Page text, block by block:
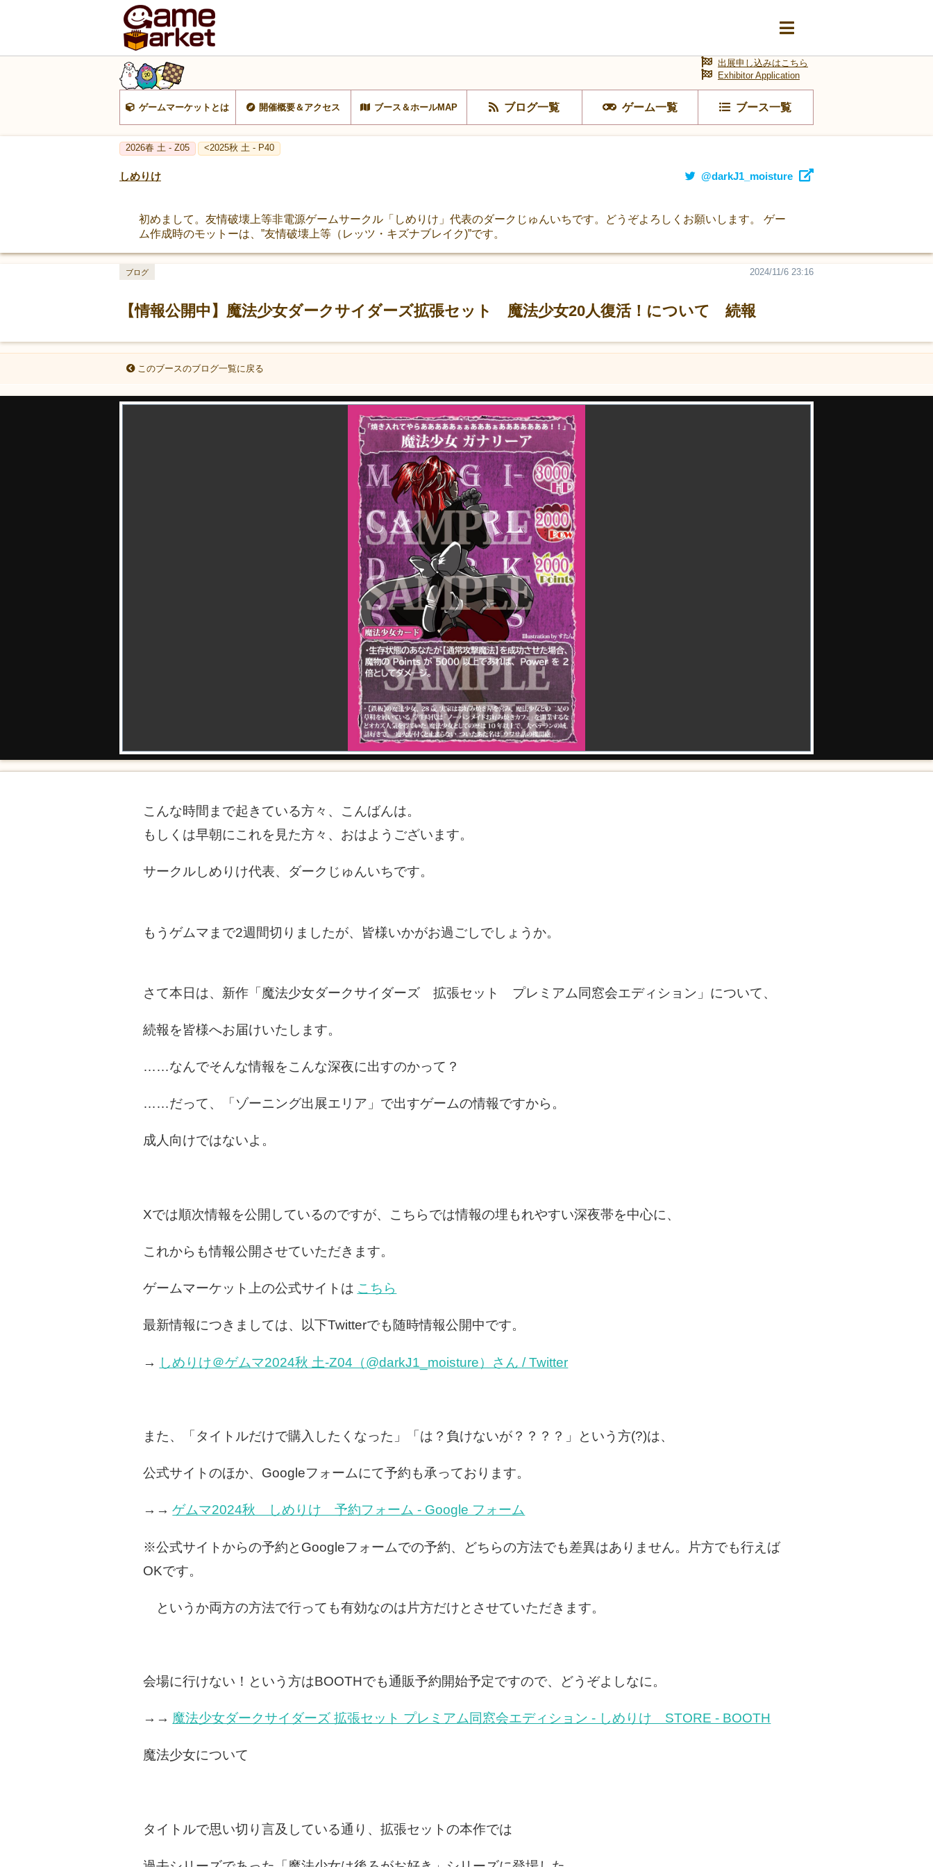
ゲームマーケットとは 開催概要＆アクセス ブース＆ホールMAP ブログ一覧 ゲーム一覧 ブース一覧
出展申し込みはこちら
Exhibitor Application
2026春 土 - Z05 <2025秋 土 - P40
しめりけ @darkJ1_moisture
初めまして。友情破壊上等非電源ゲームサークル「しめりけ」代表のダークじゅんいちです。どうぞよろしくお願いします。 ゲー
ム作成時のモットーは、”友情破壊上等（レッツ・キズナブレイク)”です。
【情報公開中】魔法少女ダークサイダーズ拡張セット 魔法少女20人復活！について 続報
2024/11/6 23:16
ブログ
このブースのブログ一覧に戻る
こんな時間まで起きている方々、こんばんは。
もしくは早朝にこれを見た方々、おはようございます。
サークルしめりけ代表、ダークじゅんいちです。
もうゲムマまで2週間切りましたが、皆様いかがお過ごしでしょうか。
さて本日は、新作「魔法少女ダークサイダーズ 拡張セット プレミアム同窓会エディション」について、
続報を皆様へお届けいたします。
……なんでそんな情報をこんな深夜に出すのかって？
……だって、「ゾーニング出展エリア」で出すゲームの情報ですから。
成人向けではないよ。
Xでは順次情報を公開しているのですが、こちらでは情報の埋もれやすい深夜帯を中心に、
これからも情報公開させていただきます。
ゲームマーケット上の公式サイトは こちら
最新情報につきましては、以下Twitterでも随時情報公開中です。
→ しめりけ＠ゲムマ2024秋 土-Z04（@darkJ1_moisture）さん / Twitter
また、「タイトルだけで購入したくなった」「は？負けないが？？？？」という方(?)は、
公式サイトのほか、Googleフォームにて予約も承っております。
→→ ゲムマ2024秋 しめりけ 予約フォーム - Google フォーム
※公式サイトからの予約とGoogleフォームでの予約、どちらの方法でも差異はありません。片方でも行えば
OKです。
というか両方の方法で行っても有効なのは片方だけとさせていただきます。
会場に行けない！という方はBOOTHでも通販予約開始予定ですので、どうぞよしなに。
→→ 魔法少女ダークサイダーズ 拡張セット プレミアム同窓会エディション - しめりけ STORE - BOOTH
魔法少女について
タイトルで思い切り言及している通り、拡張セットの本作では